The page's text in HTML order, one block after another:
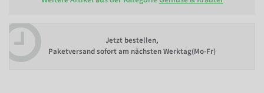
Jetzt bestellen,
Paketversand sofort am nächsten Werktag(Mo-Fr)